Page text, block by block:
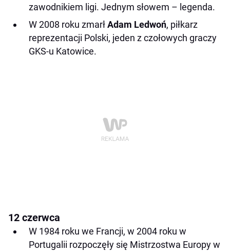
zawodnikiem ligi. Jednym słowem – legenda.
W 2008 roku zmarłAdam Ledwoń, piłkarz
reprezentacji Polski, jeden z czołowych graczy
GKS-u Katowice.
12 czerwca
W 1984 roku we Francji, w 2004 roku w
Portugalii rozpoczęły się Mistrzostwa Europy w